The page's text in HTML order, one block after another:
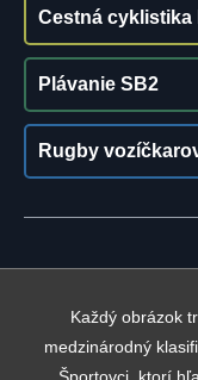
Cestná cyklistika
Plávanie SB2
Rugby
Každý obrázok
medzinárodný